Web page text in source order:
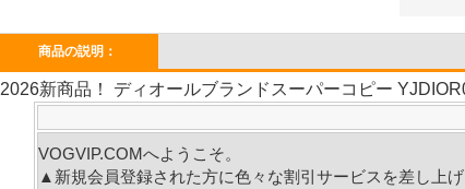
商品の説明：
2026新商品！ ディオールブランドスーパーコピー
VOGVIP.COMへようこそ。
▲新規会員登録された方に色々な割引サービスを差し上げ